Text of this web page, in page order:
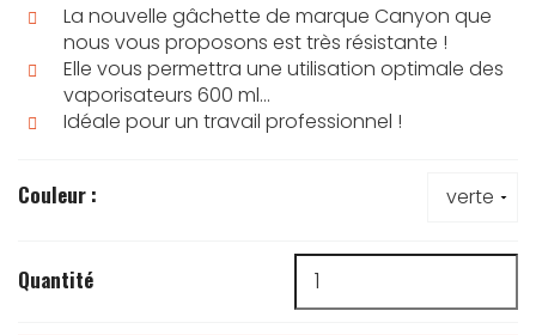
La nouvelle gâchette de marque Canyon que
nous vous proposons est très résistante !
Elle vous permettra une utilisation optimale des
vaporisateurs 600 ml...
Idéale pour un travail professionnel !
Couleur :
Quantité